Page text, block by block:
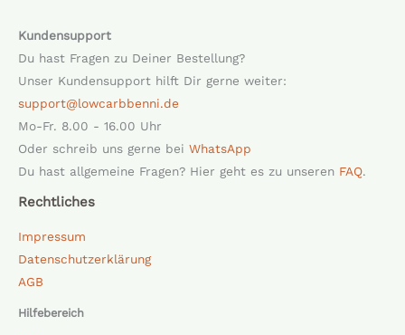
Kundensupport
Du hast Fragen zu Deiner Bestellung?
Unser Kundensupport hilft Dir gerne weiter:
support@lowcarbbenni.de
Mo-Fr. 8.00 - 16.00 Uhr
Oder schreib uns gerne bei WhatsApp
Du hast allgemeine Fragen? Hier geht es zu unseren FAQ.
Rechtliches
Impressum
Datenschutzerklärung
AGB
Hilfebereich